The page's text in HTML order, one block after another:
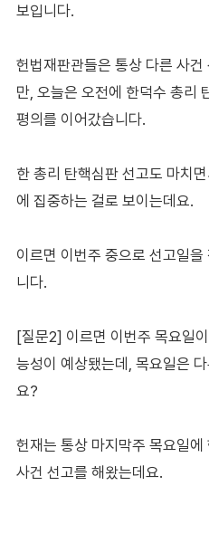
보입니다.
헌법재판관들은 통상 다른 사
만, 오늘은 오전에 한덕수 총리
평의를 이어갔습니다.
한 총리 탄핵심판 선고도 마치
에 집중하는 걸로 보이는데요.
이르면 이번주 중으로 선고일
니다.
[질문2] 이르면 이번주 목요일
능성이 예상됐는데, 목요일은
요?
헌재는 통상 마지막주 목요일
사건 선고를 해왔는데요.